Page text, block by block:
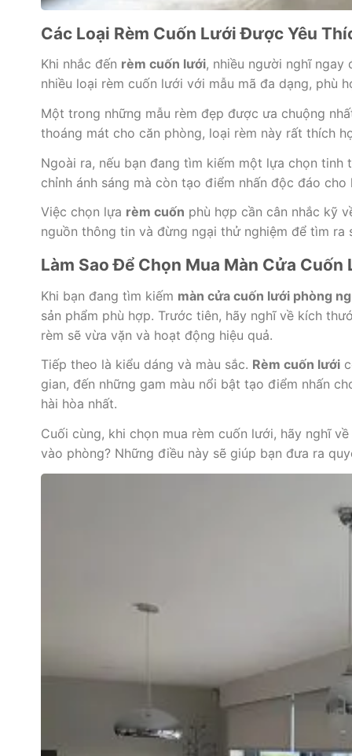
Các Loại Rèm Cuốn Lưới Được Yêu
Khi nhắc đến rèm cuốn lưới, nhiều người nghĩ ngay
nhiều loại rèm cuốn lưới với mẫu mã đa dạng, phù
Một trong những mẫu rèm đẹp được ưa chuộng
thoáng mát cho căn phòng, loại rèm này rất thích
Ngoài ra, nếu bạn đang tìm kiếm một lựa chọn
chỉnh ánh sáng mà còn tạo điểm nhấn độc đáo
Việc chọn lựa rèm cuốn phù hợp cần cân nhắc kỹ
nguồn thông tin và đừng ngại thử nghiệm để tìm ra
Làm Sao Để Chọn Mua Màn Cửa Cuốn
Khi bạn đang tìm kiếm màn cửa cuốn lưới phòng
sản phẩm phù hợp. Trước tiên, hãy nghĩ về kích
rèm sẽ vừa vặn và hoạt động hiệu quả.
Tiếp theo là kiểu dáng và màu sắc. Rèm cuốn lưới
gian, đến những gam màu nổi bật tạo điểm nhấn
hài hòa nhất.
Cuối cùng, khi chọn mua rèm cuốn lưới, hãy nghĩ
vào phòng? Những điều này sẽ giúp bạn đưa ra